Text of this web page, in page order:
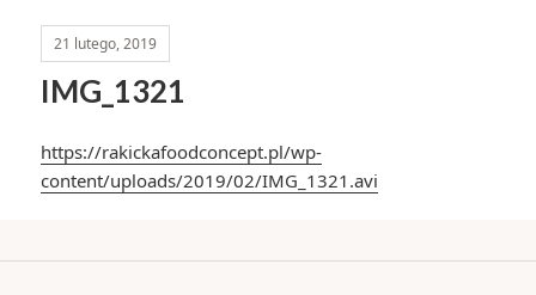
21 lutego, 2019
IMG_1321
https://rakickafoodconcept.pl/wp-
content/uploads/2019/02/IMG_1321.avi